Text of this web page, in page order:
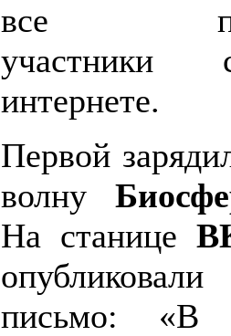
все
участники
интернете.
Первой
волну
На станице
письмо: «В